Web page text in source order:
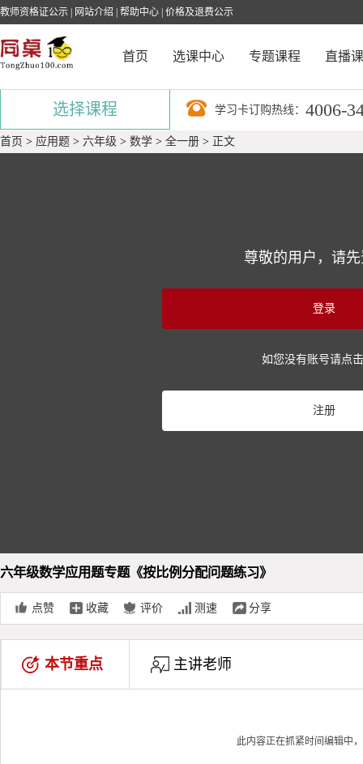
教师资格证公示 网站介绍 帮助中心 价格及退费公示
首页 选课中心 专题课程 直播
学习卡订购热线： 4006-
选择课程
首页 > 应用题 > 六年级 > 数学 > 全一册 > 正文
尊敬的用户，请
登录
如您没有账号请点
注册
六年级数学应用题专题《按比例分配问题练习》
点赞 收藏 评价 测速 分享
本节重点 主讲老师
此内容正在抓紧时间编辑中